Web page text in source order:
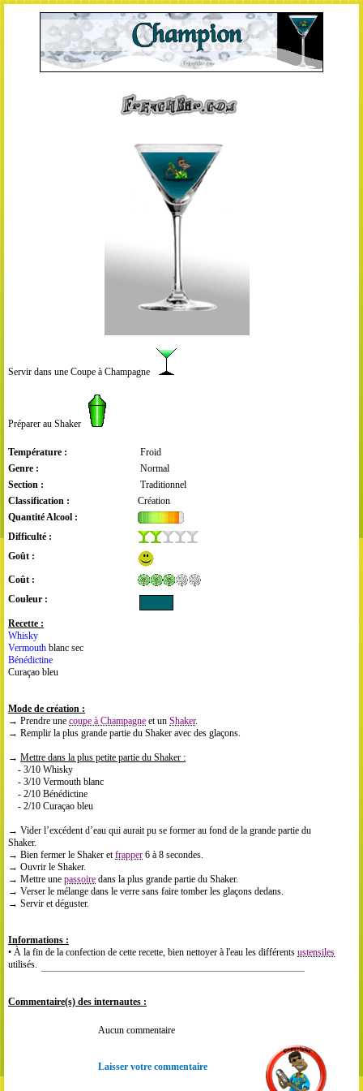
Servir dans une Coupe à Champagne
Préparer au Shaker
Température :
Froid
Genre :
Normal
Section :
Traditionnel
Classification :
Création
Quantité Alcool :
Difficulté :
Goût :
Coût :
Couleur :
Recette :
Whisky
Vermouth blanc sec
Bénédictine
Curaçao bleu
Mode de création :
→ Prendre une coupe à Champagne et un Shaker.
→ Remplir la plus grande partie du Shaker avec des glaçons.
→ Mettre dans la plus petite partie du Shaker :
- 3/10 Whisky
- 3/10 Vermouth blanc
- 2/10 Bénédictine
- 2/10 Curaçao bleu
→ Vider l’excédent d’eau qui aurait pu se former au fond de la grande partie du
Shaker.
→ Bien fermer le Shaker etfrapper 6 à 8 secondes.
→ Ouvrir le Shaker.
→ Mettre une passoire dans la plus grande partie du Shaker.
→ Verser le mélange dans le verre sans faire tomber les glaçons dedans.
→ Servir et déguster.
Informations :
• À la fin de la confection de cette recette, bien nettoyer à l'eau les différents ustensiles
utilisés.
Commentaire(s) des internautes :
Aucun commentaire
Laisser votre commentaire